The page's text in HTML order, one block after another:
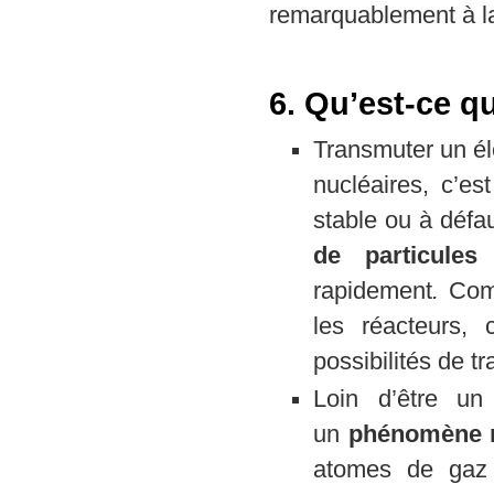
remarquablement à
6. Qu’est-ce
Transmuter un
nucléaires,
stable ou à
de
rapidement.
les réacteurs,
possibilités de
Loin d’être
un
atomes de